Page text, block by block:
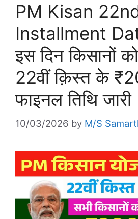
PM Kisan
Installment
इस दिन किसानों
22वीं क़िस्त के
फाइनल तिथि जारी
10/03/2026 by M/S